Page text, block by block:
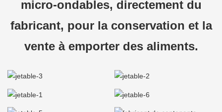
micro-ondables, directement du
fabricant, pour la conservation et la
vente à emporter des aliments.